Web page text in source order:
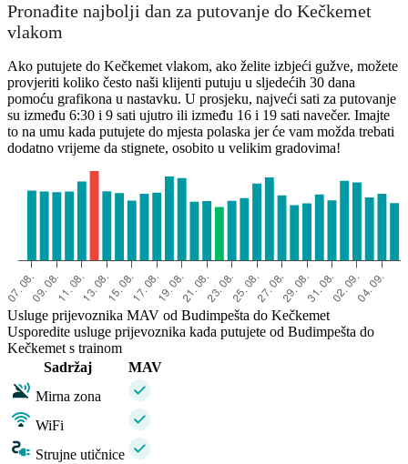
Pronađite najbolji dan za putovanje do Kečkemet
vlakom
Ako putujete do Kečkemet vlakom, ako želite izbjeći gužve, možete
provjeriti koliko često naši klijenti putuju u sljedećih 30 dana
pomoću grafikona u nastavku. U prosjeku, najveći sati za putovanje
su između 6:30 i 9 sati ujutro ili između 16 i 19 sati navečer. Imajte
to na umu kada putujete do mjesta polaska jer će vam možda trebati
dodatno vrijeme da stignete, osobito u velikim gradovima!
Usluge prijevoznika MAV od Budimpešta do Kečkemet
Usporedite usluge prijevoznika kada putujete od Budimpešta do
Kečkemet s trainom
Sadržaj
MAV
Mirna zona
WiFi
Strujne utičnice